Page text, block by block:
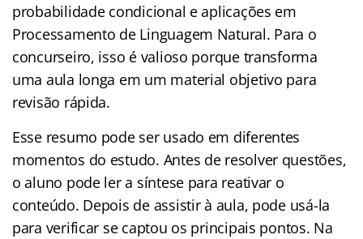
probabilidade condicional e aplicações em
Processamento de Linguagem Natural. Para o
concurseiro, isso é valioso porque transforma
uma aula longa em um material objetivo para
revisão rápida.
Esse resumo pode ser usado em diferentes
momentos do estudo. Antes de resolver questões,
o aluno pode ler a síntese para reativar o
conteúdo. Depois de assistir à aula, pode usá-la
para verificar se captou os principais pontos. Na